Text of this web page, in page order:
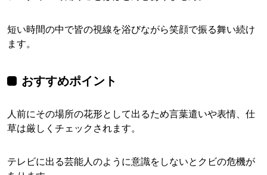
短い時間の中で皆の視線を浴びながら笑顔で振る舞い続け
ます。
おすすめポイント
人前にその場所の花形として出るため言葉遣いや表情、仕
草は厳しくチェックされます。
テレビに出る芸能人のように意識をしないとクビの危機が